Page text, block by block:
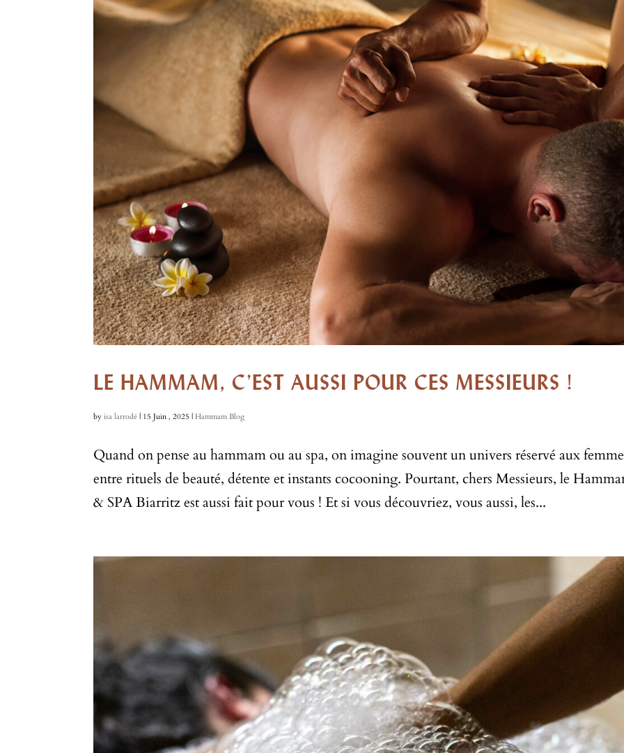
LE HAMMAM, C’EST AUSSI POUR CES MESSIEURS !
byisa larrodé | 15 Juin , 2025 |Hammam Blog
Quand on pense au hammam ou au spa, on imagine souvent un univers réservé aux
entre rituels de beauté, détente et instants cocooning. Pourtant, chers Messieurs, le
& SPA Biarritz est aussi fait pour vous ! Et si vous découvriez, vous aussi, les...